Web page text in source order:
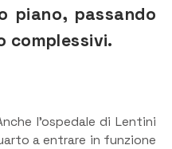
piano, passando
complessivi.
l’ospedale di Lentini
a entrare in funzione